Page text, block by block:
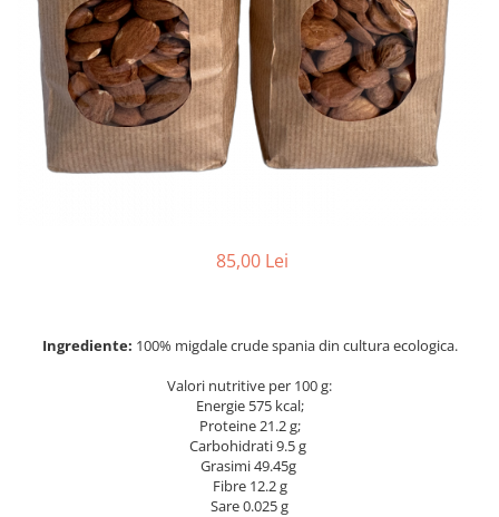
BACANIE
PRODUSE ECO / ORGANICE
PRODUSE ROMÂNEȘTI
COSMETICE
REMEDII NATURISTE
85,00 Lei
Ingrediente: 100% migdale crude spania din cultura ecologica.
Valori nutritive per 100 g:
Energie 575 kcal;
Proteine 21.2 g;
Carbohidrati 9.5 g
Grasimi 49.45g
Fibre 12.2 g
Sare 0.025 g